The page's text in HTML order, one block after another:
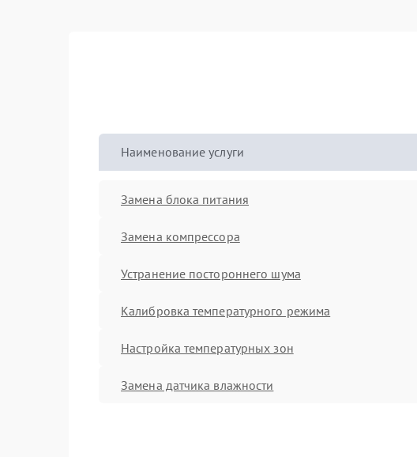
Наименование услуги
Замена блока питания
Замена компрессора
Устранение постороннего шума
Калибровка температурного режима
Настройка температурных зон
Замена датчика влажности